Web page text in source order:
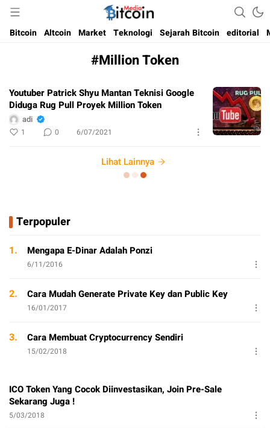
Bitcoin Media Indonesia
Media Bitcoin dan Cryptocurrency, dan Blockchain di Indonesia
Bitcoin Altcoin Market Teknologi Sejarah Bitcoin editorial
#Million Token
Youtuber Patrick Shyu Mantan Teknisi Google
Diduga Rug Pull Proyek Million Token
adi
1 0 6/07/2021
Lihat Lainnya
Terpopuler
1. Mengapa E-Dinar Adalah Ponzi
6/11/2016
2. Cara Mudah Generate Private Key dan Public Key
16/01/2017
3. Cara Membuat Cryptocurrency Sendiri
15/02/2018
ICO Token Yang Cocok Diinvestasikan, Join Pre-Sale
Sekarang Juga !
5/03/2018